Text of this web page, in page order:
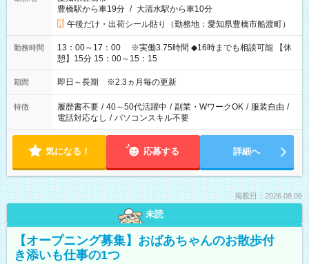
豊橋駅から車19分 / 大清水駅から車10分
午後だけ・出荷シール貼り（勤務地：愛知県豊橋市船渡町）
勤務時間
13：00～17：00 ※実働3.75時間 ◆16時までも相談可能 【休
憩】15分 15：00～15：15
期間 即日～長期 ※2.3ヵ月毎の更新
特徴 履歴書不要 / 40～50代活躍中 / 副業・WワークOK / 服装自由 /
電話対応なし / パソコンスキル不要
気になる！ 応募する 詳細へ
掲載日：2026.08.06
未読
【オープニング募集】おばあちゃんのお散歩付
き添いも仕事の1つ